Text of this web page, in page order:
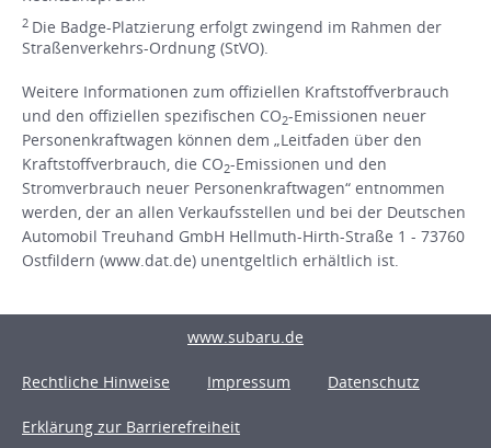
2 Die Badge-Platzierung erfolgt zwingend im Rahmen der
Straßenverkehrs-Ordnung (StVO).
Weitere Informationen zum offiziellen Kraftstoffverbrauch
und den offiziellen spezifischen CO2-Emissionen neuer
Personenkraftwagen können dem „Leitfaden über den
Kraftstoffverbrauch, die CO2-Emissionen und den
Stromverbrauch neuer Personenkraftwagen“ entnommen
werden, der an allen Verkaufsstellen und bei der Deutschen
Automobil Treuhand GmbH Hellmuth-Hirth-Straße 1 - 73760
Ostfildern (www.dat.de) unentgeltlich erhältlich ist.
www.subaru.de
Rechtliche Hinweise Impressum Datenschutz
Erklärung zur Barrierefreiheit